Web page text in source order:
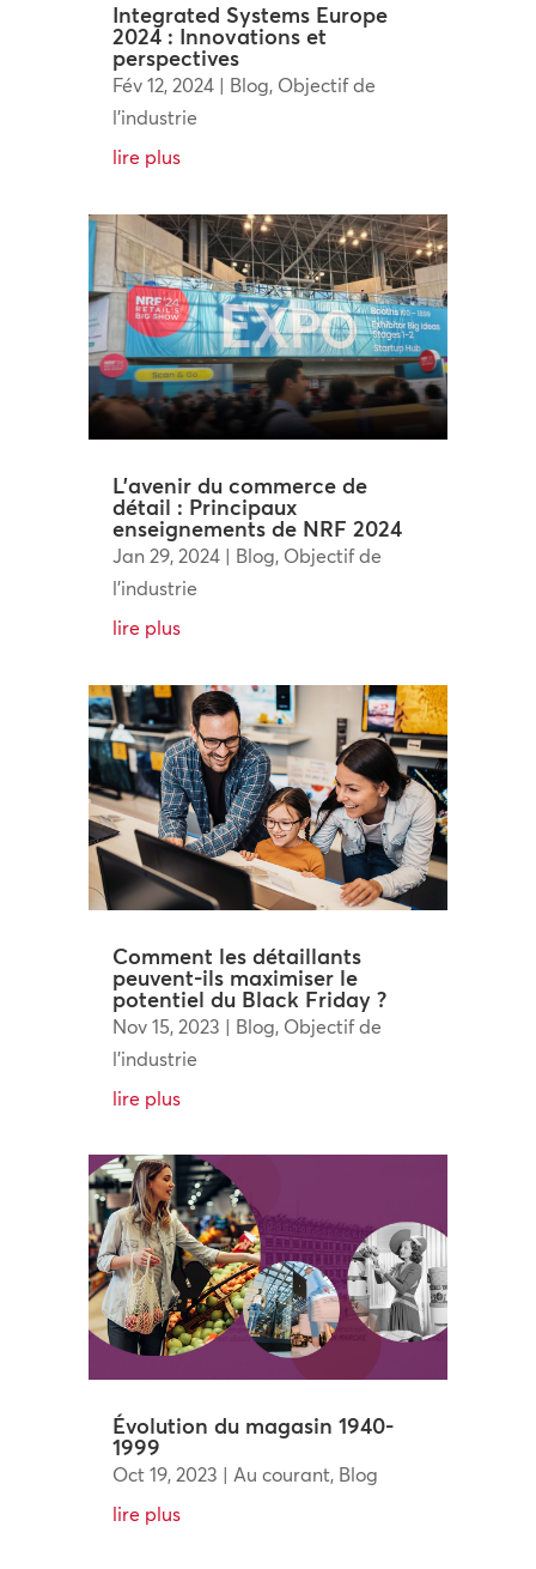
Integrated Systems Europe
2024 : Innovations et
perspectives
Fév 12, 2024| Blog, Objectif de
l'industrie
lire plus
L’avenir du commerce de
détail : Principaux
enseignements de NRF 2024
Jan 29, 2024| Blog, Objectif de
l'industrie
lire plus
Comment les détaillants
peuvent-ils maximiser le
potentiel du Black Friday ?
Nov 15, 2023 | Blog, Objectif de
l'industrie
lire plus
Évolution du magasin 1940-
1999
Oct 19, 2023 | Au courant, Blog
lire plus